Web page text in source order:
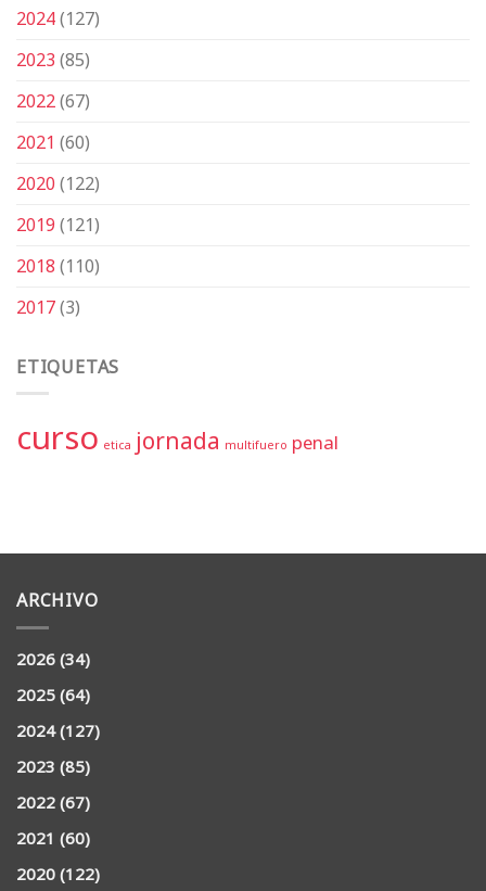
2024(127)
2023(85)
2022(67)
2021 (60)
2020(122)
2019(121)
2018(110)
2017(3)
ETIQUETAS
curso etica jornada multifuero penal
ARCHIVO
2026(34)
2025(64)
2024(127)
2023(85)
2022(67)
2021 (60)
2020(122)